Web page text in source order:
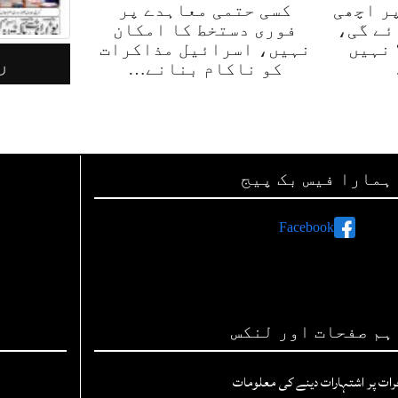
اچھی
گی،
نہیں
کسی حتمی معاہدے پر
فوری دستخط کا امکان
نہیں، اسرائیل مذاکرات
کو ناکام بنانے…لاہور 09 مئی 2026
ہمارا فیس بک پیج
Facebook
صفحات اور لنکس
پر اشتہارات دینے کی معلومات